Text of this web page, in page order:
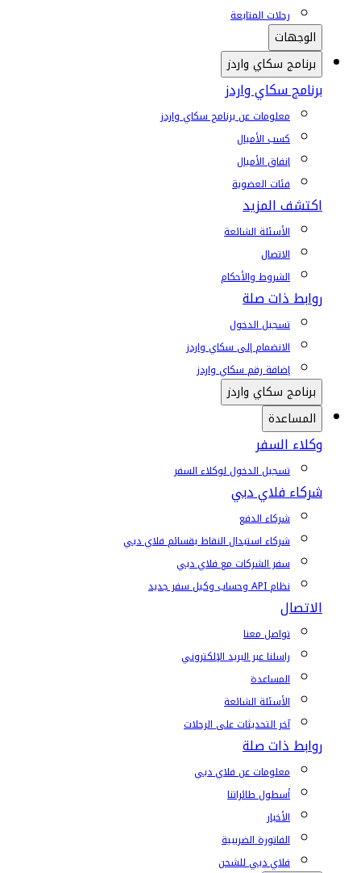
رحلات المتابعة
الوجهات
برنامج سكاي واردز
برنامج سكاي واردز
معلومات عن برنامج سكاي واردز
كسب الأميال
إنفاق الأميال
فئات العضوية
اكتشف المزيد
الأسئلة الشائعة
الاتصال
الشروط والأحكام
روابط ذات صلة
تسجيل الدخول
الانضمام إلى سكاي واردز
إضافة رقم سكاي واردز
برنامج سكاي واردز
المساعدة
وكلاء السفر
تسجيل الدخول لوكلاء السفر
شركاء فلاي دبي
شركاء الدفع
شركاء استبدال النقاط بقسائم فلاي دبي
سفر الشركات مع فلاي دبي
نظام API وحساب وكيل سفر جديد
الاتصال
تواصل معنا
راسلنا عبر البريد الإلكتروني
المساعدة
الأسئلة الشائعة
آخر التحديثات على الرحلات
روابط ذات صلة
معلومات عن فلاي دبي
أسطول طائراتنا
الأخبار
الفاتورة الضريبية
فلاي دبي للشحن